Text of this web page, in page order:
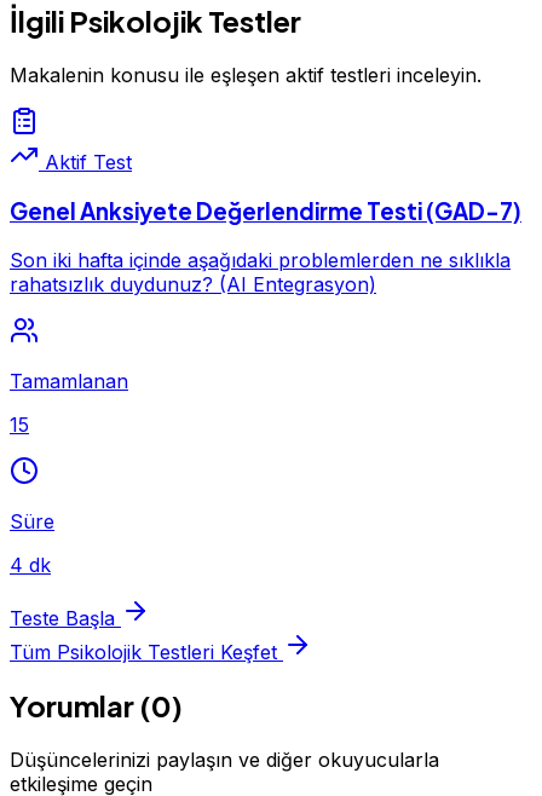
İlgili Psikolojik Testler
Makalenin konusu ile eşleşen aktif testleri inceleyin.
Aktif Test
Genel Anksiyete Değerlendirme Testi (GAD-7)
Son iki hafta içinde aşağıdaki problemlerden ne sıklıkla
rahatsızlık duydunuz? (AI Entegrasyon)
Tamamlanan
15
Süre
4 dk
Teste Başla
Tüm Psikolojik Testleri Keşfet
Yorumlar (0)
Düşüncelerinizi paylaşın ve diğer okuyucularla
etkileşime geçin